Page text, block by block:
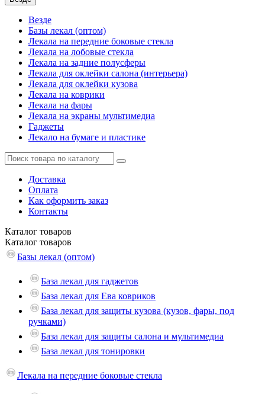
Везде
Базы лекал (оптом)
Лекала на передние боковые стекла
Лекала на лобовые стекла
Лекала на задние полусферы
Лекала для оклейки салона (интерьера)
Лекала для оклейки кузова
Лекала на коврики
Лекала на фары
Лекала на экраны мультимедиа
Гаджеты
Лекало на бумаге и пластике
Доставка
Оплата
Как оформить заказ
Контакты
Каталог товаров
Каталог товаров
Базы лекал (оптом)
База лекал для гаджетов
База лекал для Ева ковриков
База лекал для защиты кузова (кузов, фары, под
ручками)
База лекал для защиты салона и мультимедиа
База лекал для тонировки
Лекала на передние боковые стекла